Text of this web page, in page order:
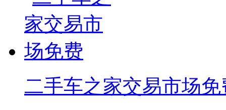
二手车之家交易市场免